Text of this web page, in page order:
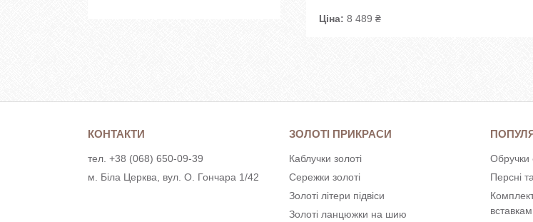
Ціна: 8 489 ₴
КОНТАКТИ
тел. +38 (068) 650-09-39
м. Біла Церква, вул. О. Гончара 1/42
ЗОЛОТІ ПРИКРАСИ
Каблучки золоті
Сережки золоті
Золоті літери підвіси
Золоті ланцюжки на шию
Обручки
Персні